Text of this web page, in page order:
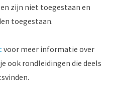
zijn niet toegestaan en
toegestaan.
voor meer informatie over
ook rondleidingen die deels